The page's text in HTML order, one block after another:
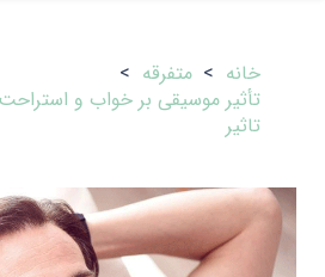
خانه > متفرقه >
تأثیر موسیقی بر خواب و
تاثیر